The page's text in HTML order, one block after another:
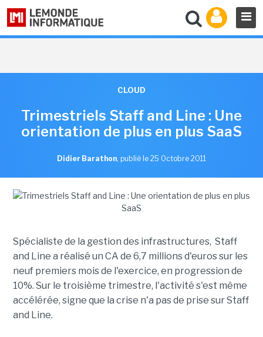
CLOUD
Trimestriels Staff and Line : Une
orientation de plus en plus SaaS
Didier Barathon, publié le 25 Octobre 2011
Spécialiste de la gestion des infrastructures, Staff
and Line a réalisé un CA de 6,7 millions d'euros sur les
neuf premiers mois de l'exercice, en progression de
10%. Sur le troisième trimestre, l'activité s'est même
accélérée, signe que la crise n'a pas de prise sur Staff
and Line.